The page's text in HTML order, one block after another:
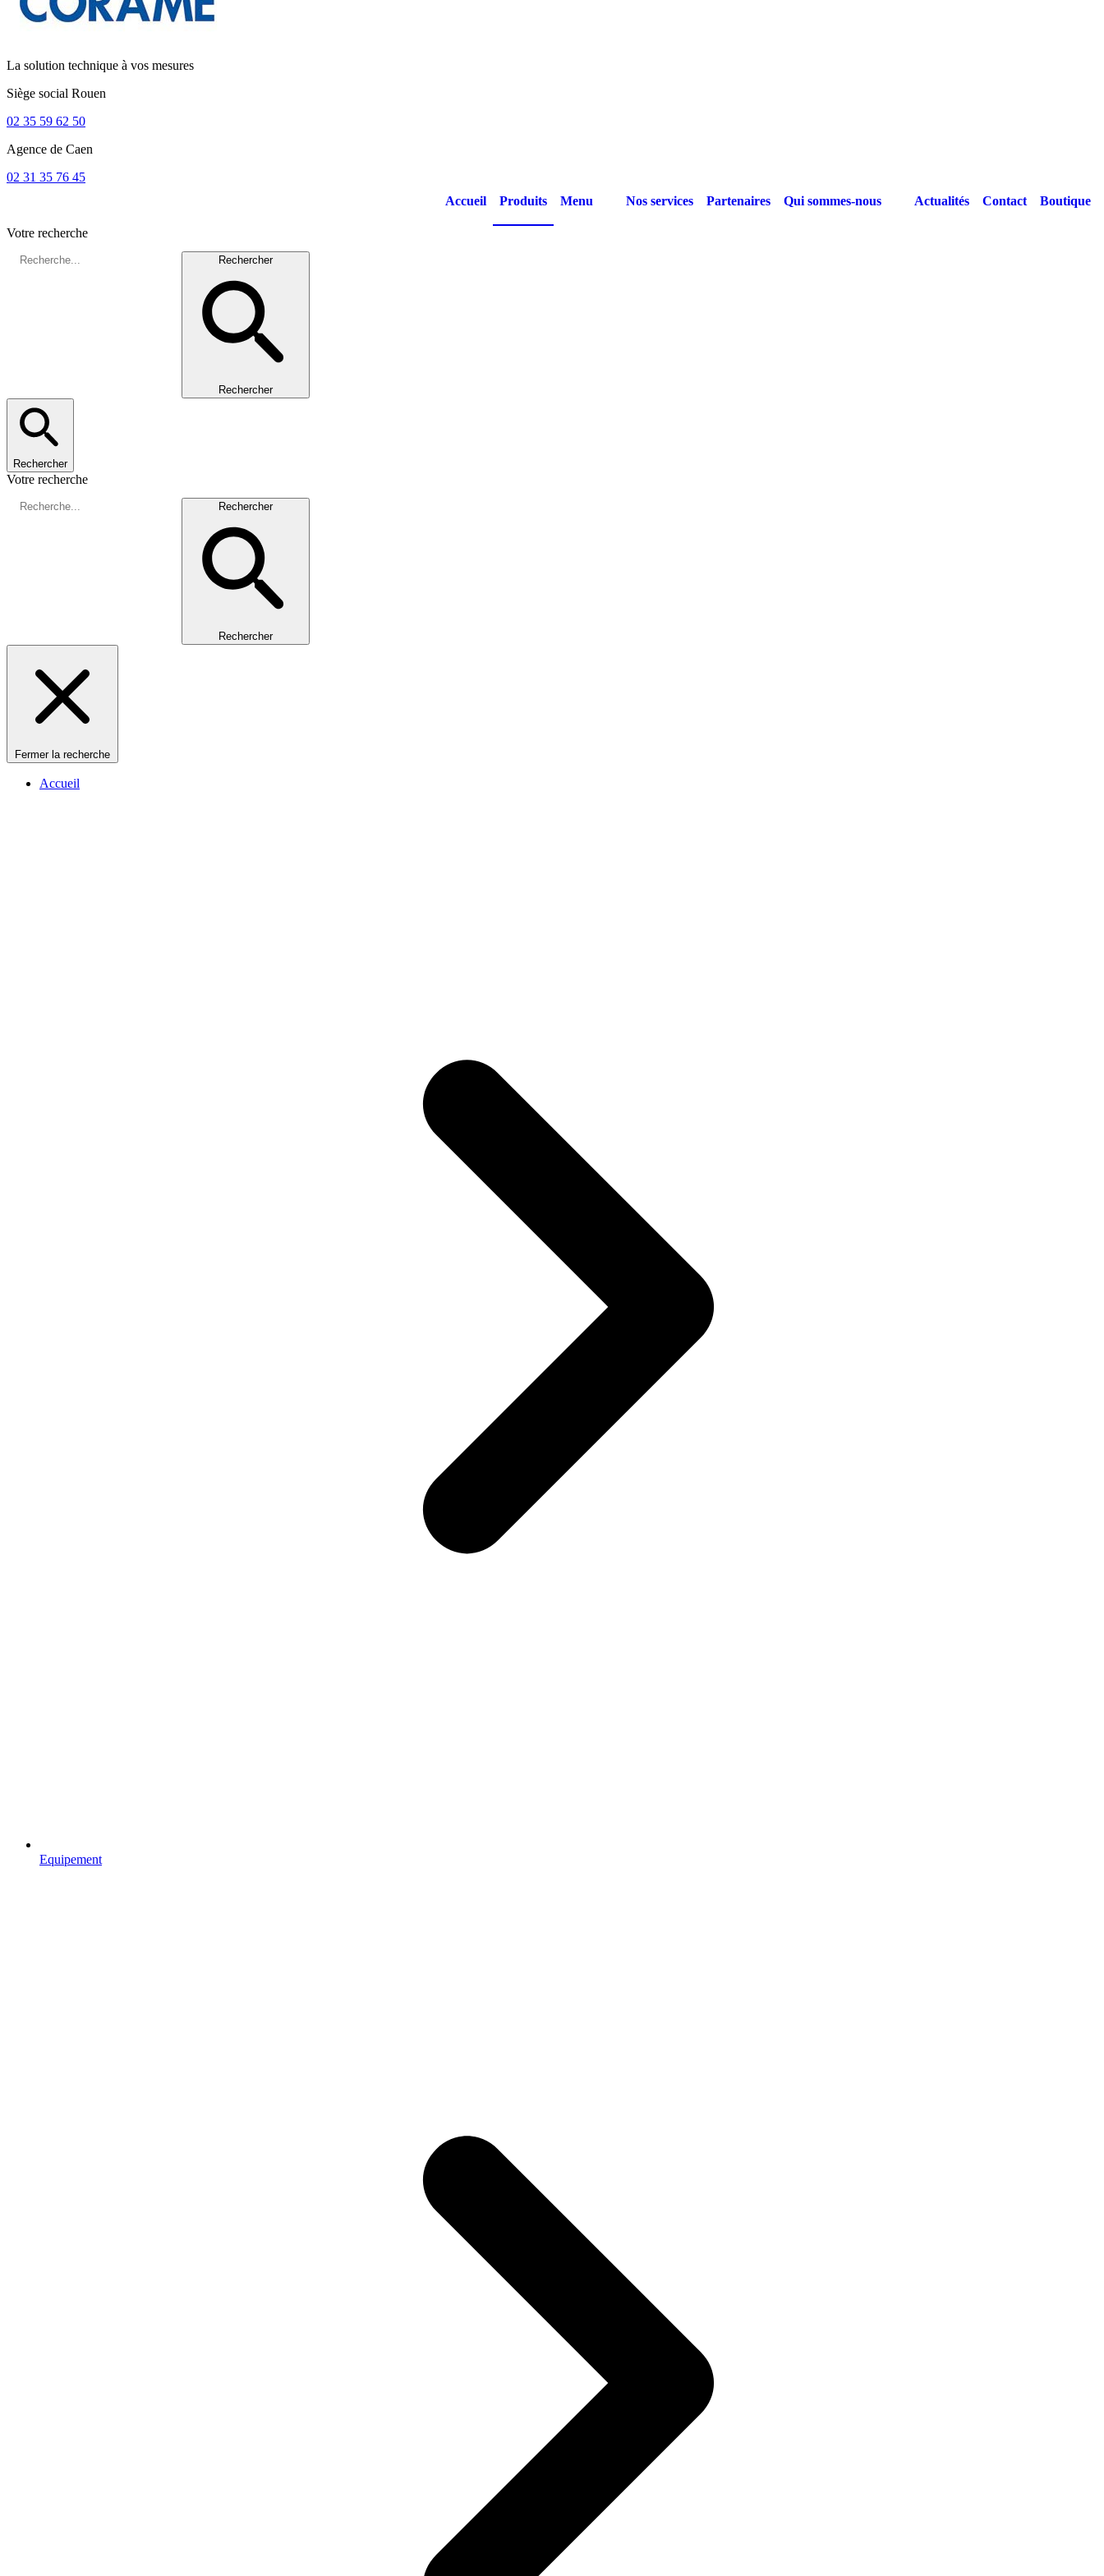
La solution technique à vos mesures
Siège social Rouen
02 35 59 62 50
Agence de Caen
02 31 35 76 45
Accueil
Produits Menu Nos services Partenaires Qui sommes-nous Actualités Contact Boutique
Votre recherche
Rechercher
Rechercher
Rechercher
Votre recherche
Rechercher
Rechercher
Fermer la recherche
Accueil
Equipement